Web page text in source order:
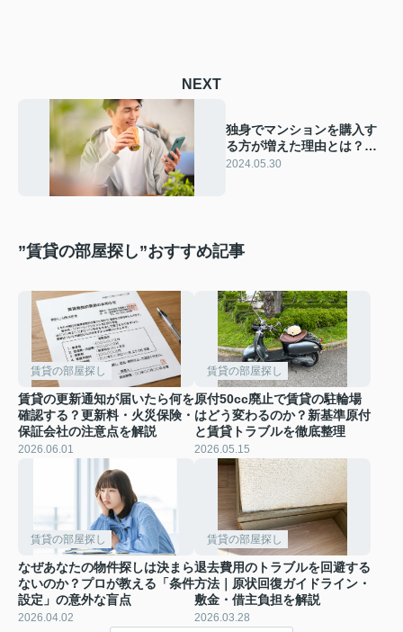
NEXT
独身でマンションを購入す
る方が増えた理由とは？購
入のメリットなども解説
2024.05.30
”賃貸の部屋探し”おすすめ記事
賃貸の部屋探し
賃貸の更新通知が届いたら何を
確認する？更新料・火災保険・
保証会社の注意点を解説
2026.06.01
賃貸の部屋探し
原付50cc廃止で賃貸の駐輪場
はどう変わるのか？新基準原付
と賃貸トラブルを徹底整理
2026.05.15
賃貸の部屋探し
なぜあなたの物件探しは決まら
ないのか？プロが教える「条件
設定」の意外な盲点
2026.04.02
賃貸の部屋探し
退去費用のトラブルを回避する
方法｜原状回復ガイドライン・
敷金・借主負担を解説
2026.03.28